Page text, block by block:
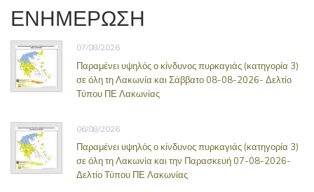
ΕΝΗΜΕΡΩΣΗ
07/08/2026
Παραμένει υψηλός ο κίνδυνος πυρκαγιάς (κατηγορία 3)
σε όλη τη Λακωνία και Σάββατο 08-08-2026- Δελτίο
Τύπου ΠΕ Λακωνίας
06/08/2026
Παραμένει υψηλός ο κίνδυνος πυρκαγιάς (κατηγορία 3)
σε όλη τη Λακωνία και την Παρασκευή 07-08-2026-
Δελτίο Τύπου ΠΕ Λακωνίας